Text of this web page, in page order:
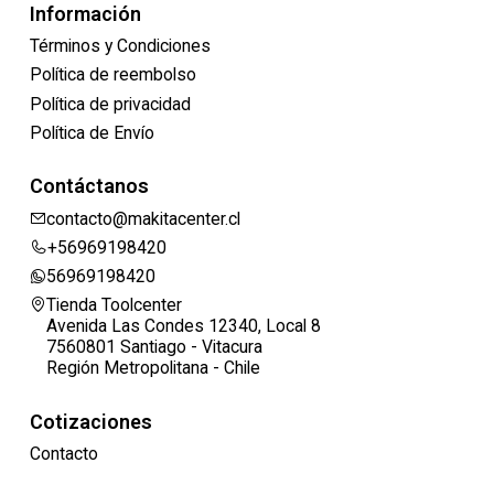
Información
Términos y Condiciones
Política de reembolso
Política de privacidad
Política de Envío
Contáctanos
contacto@makitacenter.cl
+56969198420
56969198420
Tienda Toolcenter
Avenida Las Condes 12340, Local 8
7560801 Santiago - Vitacura
Región Metropolitana - Chile
Cotizaciones
Contacto